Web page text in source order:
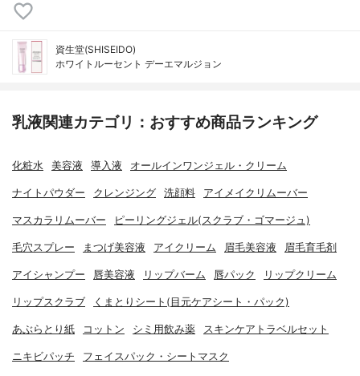
資生堂(SHISEIDO)
ホワイトルーセント デーエマルジョン
乳液関連カテゴリ：おすすめ商品ランキング
化粧水 美容液 導入液 オールインワンジェル・クリーム
ナイトパウダー クレンジング 洗顔料 アイメイクリムーバー
マスカラリムーバー ピーリングジェル(スクラブ・ゴマージュ)
毛穴スプレー まつげ美容液 アイクリーム 眉毛美容液 眉毛育毛剤
アイシャンプー 唇美容液 リップバーム 唇パック リップクリーム
リップスクラブ くまとりシート(目元ケアシート・パック)
あぶらとり紙 コットン シミ用飲み薬 スキンケアトラベルセット
ニキビパッチ フェイスパック・シートマスク